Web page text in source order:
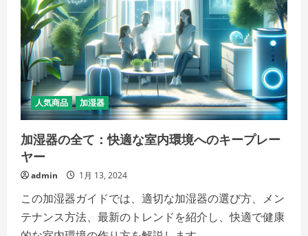
ェ
ブ
サ
イ
ト
が
輝
く
場
所」
の
詳
を
ご
だ
い
人気商品 加湿器
加湿器の全て：快適な室内環境へのキープレー
ヤー
admin 1月 13, 2024
この加湿器ガイドでは、適切な加湿器の選び方、メン
テナンス方法、最新のトレンドを紹介し、快適で健康